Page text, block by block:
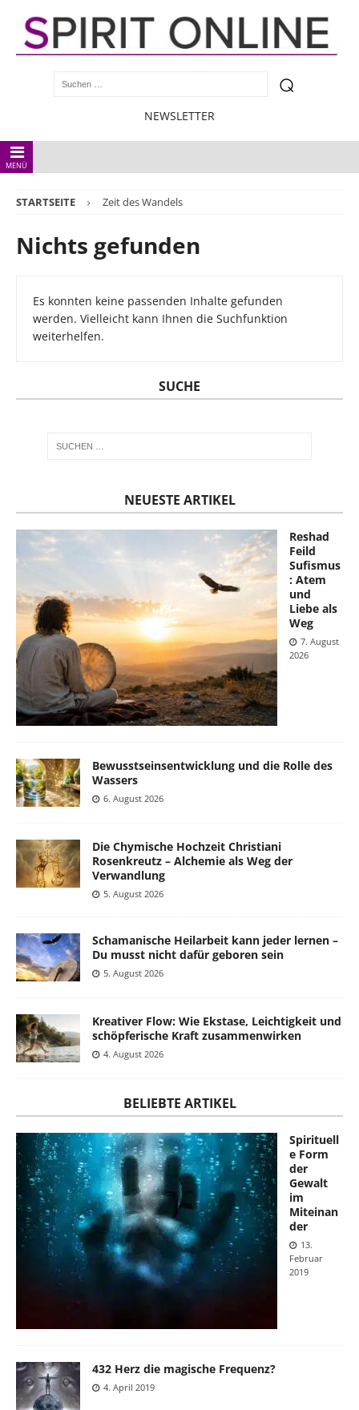
NEWSLETTER
MENÜ
STARTSEITE Zeit des Wandels
Nichts gefunden
Es konnten keine passenden Inhalte gefunden
werden. Vielleicht kann Ihnen die Suchfunktion
weiterhelfen.
SUCHE
NEUESTE ARTIKEL
Reshad
Feild
Sufismus
: Atem
und
Liebe als
Weg
7. August
2026
Bewusstseinsentwicklung und die Rolle des
Wassers
6. August 2026
Die Chymische Hochzeit Christiani
Rosenkreutz – Alchemie als Weg der
Verwandlung
5. August 2026
Schamanische Heilarbeit kann jeder lernen –
Du musst nicht dafür geboren sein
5. August 2026
Kreativer Flow: Wie Ekstase, Leichtigkeit und
schöpferische Kraft zusammenwirken
4. August 2026
BELIEBTE ARTIKEL
Spirituell
e Form
der
Gewalt
im
Miteinan
der
13.
Februar
2019
432 Herz die magische Frequenz?
4. April 2019